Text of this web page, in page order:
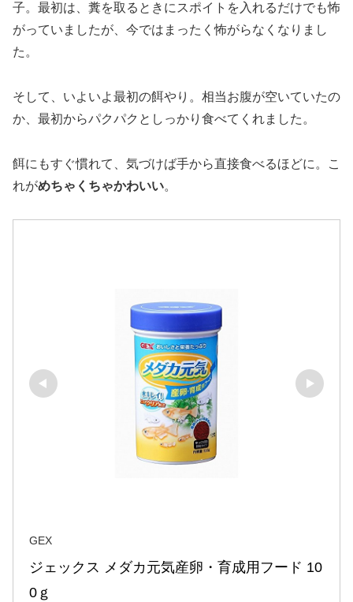
子。最初は、糞を取るときにスポイトを入れるだけでも怖
がっていましたが、今ではまったく怖がらなくなりまし
た。
そして、いよいよ最初の餌やり。相当お腹が空いていたの
か、最初からパクパクとしっかり食べてくれました。
餌にもすぐ慣れて、気づけば手から直接食べるほどに。こ
れがめちゃくちゃかわいい。
GEX
ジェックス メダカ元気産卵・育成用フード 10
0ｇ